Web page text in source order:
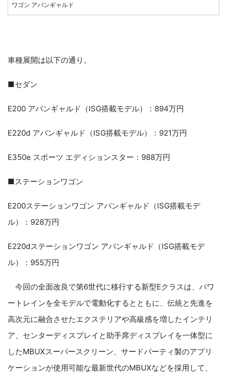
ワゴン アバンギャルド
車種展開は以下の通り。
■セダン
E200 アバンギャルド（ISG搭載モデル）：894万円
E220d アバンギャルド（ISG搭載モデル）：921万円
E350e スポーツ エディションスター：988万円
■ステーションワゴン
E200ステーションワゴン アバンギャルド（ISG搭載モデ
ル）：928万円
E220dステーションワゴン アバンギャルド（ISG搭載モデ
ル）：955万円
今回の全面改良で第6世代に移行する新型Eクラスは、パワ
ートレインを全モデルで電動化するとともに、伝統と先進を
高次元に融合させたエクステリアや高級感を増したインテリ
ア、センターディスプレイと助手席ディスプレイを一体型に
したMBUXスーパースクリーン、サードパーティ製のアプリ
ケーションが使用可能な最新世代のMBUXなどを採用して、